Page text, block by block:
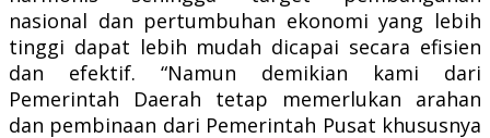
nasional dan pertumbuhan ekonomi yang lebih
tinggi dapat lebih mudah dicapai secara efisien
dan efektif. “Namun demikian kami dari
Pemerintah Daerah tetap memerlukan arahan
dan pembinaan dari Pemerintah Pusat khususnya